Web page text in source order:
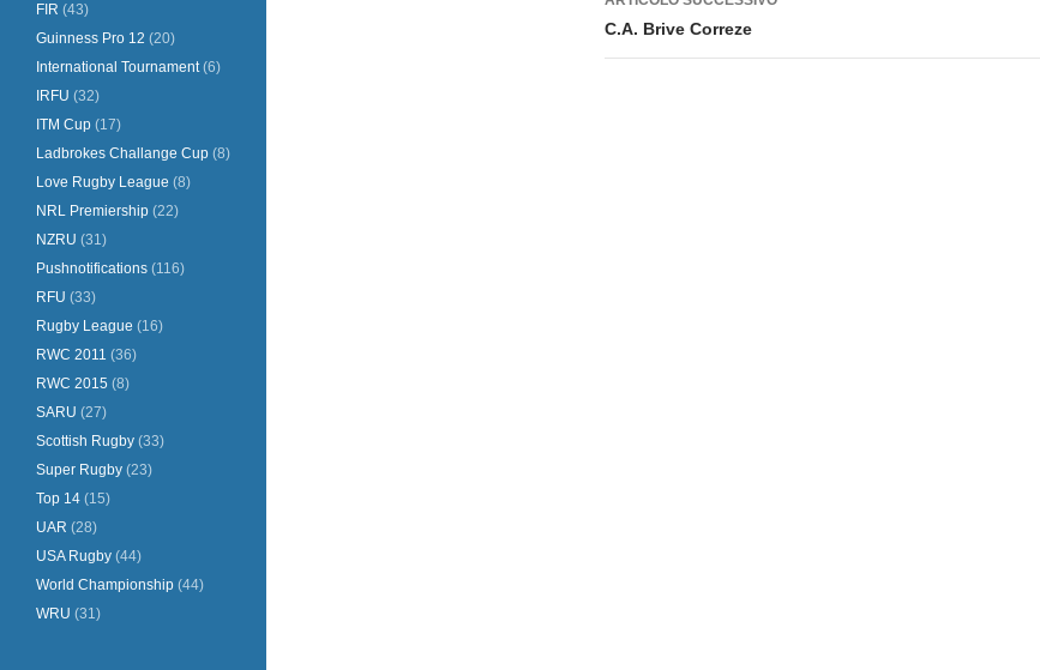
C.A. Brive Correze
FIR (43)
Guinness Pro 12 (20)
International Tournament(6)
IRFU (32)
ITM Cup (17)
Ladbrokes Challange Cup (8)
Love Rugby League (8)
NRL Premiership (22)
NZRU (31)
Pushnotifications (116)
RFU (33)
Rugby League (16)
RWC 2011 (36)
RWC 2015 (8)
SARU (27)
Scottish Rugby (33)
Super Rugby (23)
Top 14 (15)
UAR (28)
USA Rugby (44)
World Championship (44)
WRU (31)